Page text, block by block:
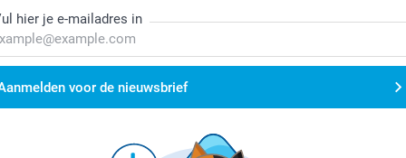
hier je e-mailadres in
voor de nieuwsbrief